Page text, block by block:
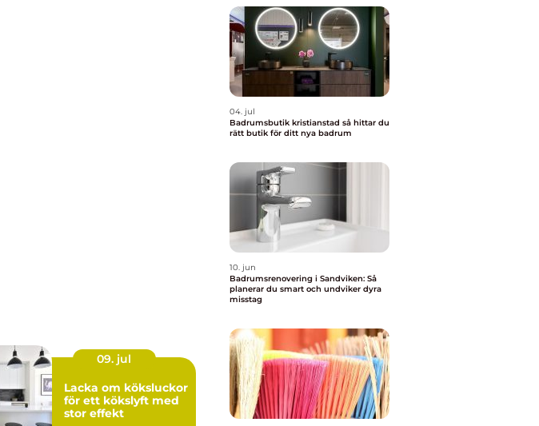
09. jul
Lacka om köksluckor
för ett kökslyft med
stor effekt
04. jul
Badrumsbutik kristianstad så hittar du
rätt butik för ditt nya badrum
10. jun
Badrumsrenovering i Sandviken: Så
planerar du smart och undviker dyra
misstag